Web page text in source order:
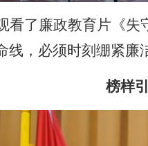
看了廉政教育片《
，必须时刻绷紧廉
榜样